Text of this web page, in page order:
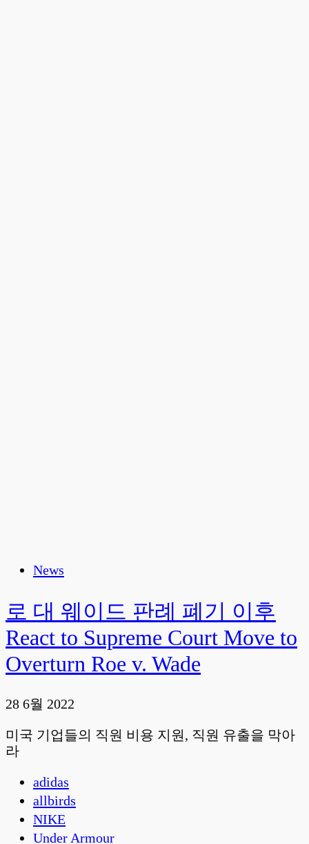
News
로 대 웨이드 판례 폐기 이후
React to Supreme Court Move to
Overturn Roe v. Wade
28 6월 2022
미국 기업들의 직원 비용 지원, 직원 유출을 막아
라
adidas
allbirds
NIKE
Under Armour